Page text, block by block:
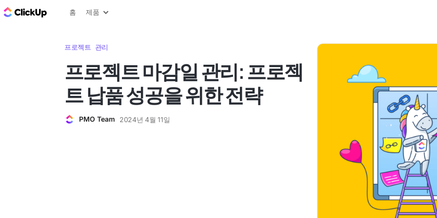
ClickUp 블로그
홈 제품
프로젝트 관리
프로젝트 마감일 관리: 프로젝
트 납품 성공을 위한 전략
PMO Team 2024년 4월 11일